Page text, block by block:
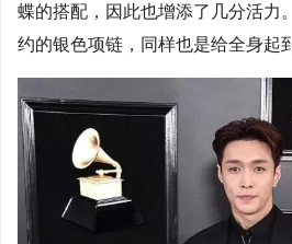
蝶的搭配，因此也增添了几分活力
约的银色项链，同样也是给全身起